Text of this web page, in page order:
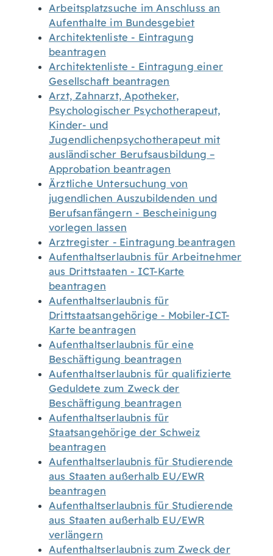
Arbeitsplatzsuche im Anschluss an
Aufenthalte im Bundesgebiet
Architektenliste - Eintragung
beantragen
Architektenliste - Eintragung einer
Gesellschaft beantragen
Arzt, Zahnarzt, Apotheker,
Psychologischer Psychotherapeut,
Kinder- und
Jugendlichenpsychotherapeut mit
ausländischer Berufsausbildung –
Approbation beantragen
Ärztliche Untersuchung von
jugendlichen Auszubildenden und
Berufsanfängern - Bescheinigung
vorlegen lassen
Arztregister - Eintragung beantragen
Aufenthaltserlaubnis für Arbeitnehmer
aus Drittstaaten - ICT-Karte
beantragen
Aufenthaltserlaubnis für
Drittstaatsangehörige - Mobiler-ICT-
Karte beantragen
Aufenthaltserlaubnis für eine
Beschäftigung beantragen
Aufenthaltserlaubnis für qualifizierte
Geduldete zum Zweck der
Beschäftigung beantragen
Aufenthaltserlaubnis für
Staatsangehörige der Schweiz
beantragen
Aufenthaltserlaubnis für Studierende
aus Staaten außerhalb EU/EWR
beantragen
Aufenthaltserlaubnis für Studierende
aus Staaten außerhalb EU/EWR
verlängern
Aufenthaltserlaubnis zum Zweck der